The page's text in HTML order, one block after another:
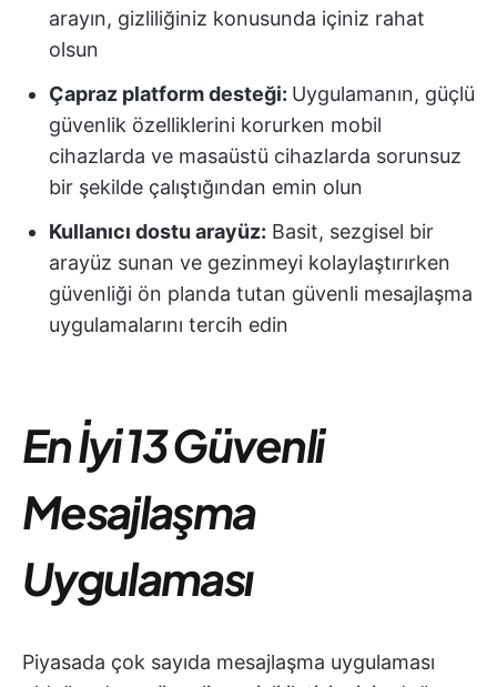
arayın, gizliliğiniz konusunda içiniz rahat
olsun
Çapraz platform desteği: Uygulamanın, güçlü
güvenlik özelliklerini korurken mobil
cihazlarda ve masaüstü cihazlarda sorunsuz
bir şekilde çalıştığından emin olun
Kullanıcı dostu arayüz: Basit, sezgisel bir
arayüz sunan ve gezinmeyi kolaylaştırırken
güvenliği ön planda tutan güvenli mesajlaşma
uygulamalarını tercih edin
En İyi 13 Güvenli
Mesajlaşma
Uygulaması
Piyasada çok sayıda mesajlaşma uygulaması